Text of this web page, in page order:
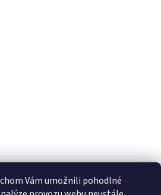
Vám umožnili pohodlné
alolaCZ